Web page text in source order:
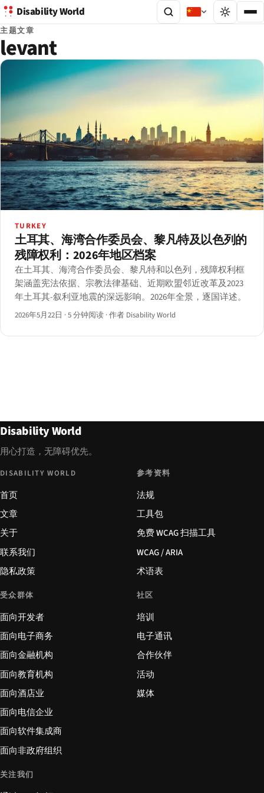
Disability World
主题文章
levant
TURKEY
土耳其、海湾合作委员会、黎凡特及以色列的
残障权利：2026年地区档案
在土耳其、海湾合作委员会、黎凡特和以色列，残障权利框
架涵盖宪法依据、宗教法律基础、近期欧盟邻近改革及2023
年土耳其-叙利亚地震的深远影响。2026年全景，逐国详述。
2026年5月22日 ·5 分钟阅读 ·作者 Disability World
Disability World
用心打造，无障碍优先。
DISABILITY WORLD
首页
文章
关于
联系我们
隐私政策
参考资料
法规
工具包
免费 WCAG 扫描工具
WCAG / ARIA
术语表
受众群体
面向开发者
面向电子商务
面向金融机构
面向教育机构
面向酒店业
面向电信企业
面向软件集成商
面向非政府组织
社区
培训
电子通讯
合作伙伴
活动
媒体
关注我们